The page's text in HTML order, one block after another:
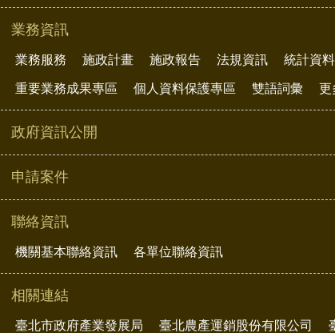
業務資訊
業務服務 施政計畫 施政報告 法規資訊 統計資料
重要業務成果專區 個人資料保護專區 雙語詞彙 更
政府資訊公開
申請案件
聯絡資訊
機關基本聯絡資訊 各單位聯絡資訊
相關連結
臺北市政府產業發展局 臺北農產運銷股份有限公司